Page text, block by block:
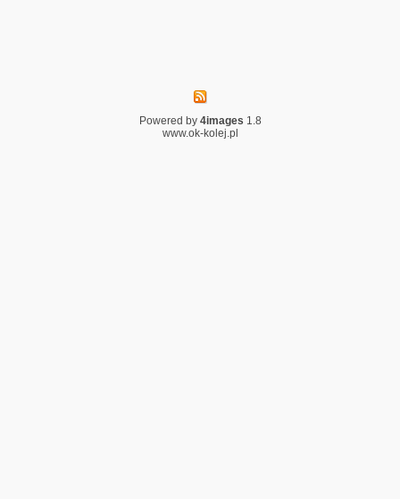
Powered by 4images 1.8
www.ok-kolej.pl